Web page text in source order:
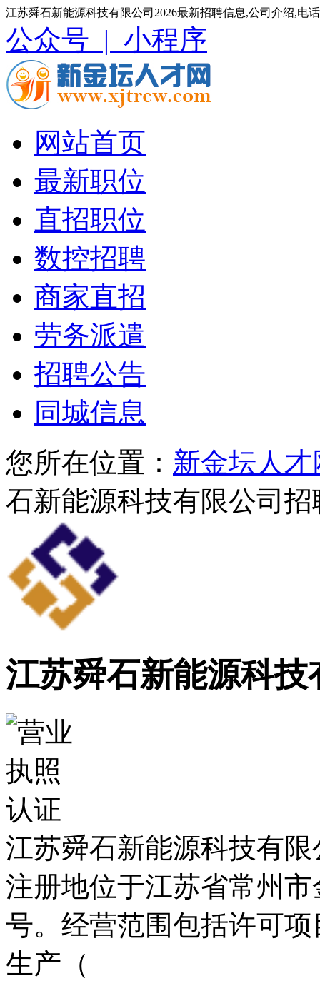
江苏舜石新能源科技有限公司2026最新招聘信息,公司介绍,电
公众号 | 小程序
网站首页
最新职位
直招职位
数控招聘
商家直招
劳务派遣
招聘公告
同城信息
您所在位置： 新金坛人才
石新能源科技有限公司招
江苏舜石新能源科技
江苏舜石新能源科技有
注册地位于江苏省常州
号。经营范围包括许可
生产（